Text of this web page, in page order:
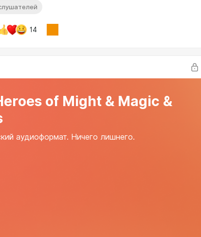
14
of Might & Magic &
аудиоформат. Ничего лишнего.